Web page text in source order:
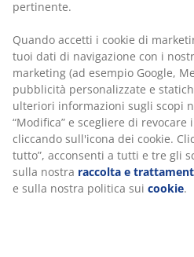
pertinente.
Quando accetti i cookie di
tuoi dati di navigazione con i
marketing (ad esempio Google,
pubblicità personalizzate e
ulteriori informazioni sugli scopi
“Modifica” e scegliere di revocare
cliccando sull'icona dei cookie.
tutto”, acconsenti a tutti e tre gli
sulla nostra raccolta e
e sulla nostra politica sui cookie.